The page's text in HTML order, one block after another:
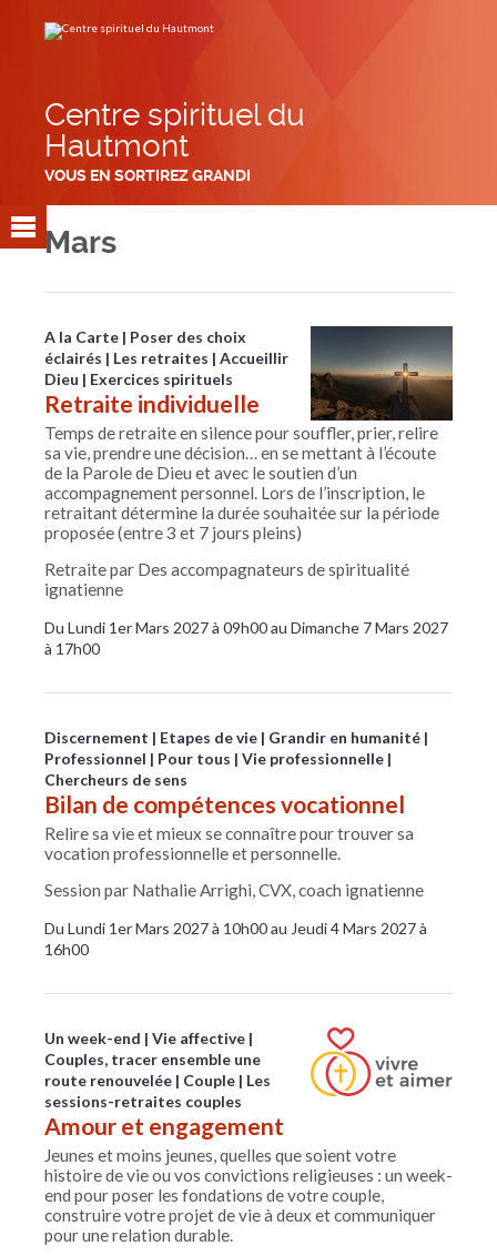
contenu.
Centre spirituel du
Hautmont
VOUS EN SORTIREZ GRANDI
Mars
A la Carte
Poser des choix
éclairés
Les retraites
Accueillir
Dieu
Exercices spirituels
Retraite individuelle
Temps de retraite en silence pour souffler, prier, relire
sa vie, prendre une décision… en se mettant à l’écoute
de la Parole de Dieu et avec le soutien d’un
accompagnement personnel. Lors de l’inscription, le
retraitant détermine la durée souhaitée sur la période
proposée (entre 3 et 7 jours pleins)
Retraite par Des accompagnateurs de spiritualité
ignatienne
Du Lundi 1er Mars 2027 à 09h00 au Dimanche 7 Mars 2027
à 17h00
Discernement Etapes de vie
Grandir en humanité
Professionnel
Pour tous
Vie professionnelle
Chercheurs de sens
Bilan de compétences vocationnel
Relire sa vie et mieux se connaître pour trouver sa
vocation professionnelle et personnelle.
Session par Nathalie Arrighi, CVX, coach ignatienne
Du Lundi 1er Mars 2027 à 10h00 au Jeudi 4 Mars 2027 à
16h00
Un week-end
Vie affective
Couples, tracer ensemble une
route renouvelée
Couple
Les
sessions-retraites couples
Amour et engagement
Jeunes et moins jeunes, quelles que soient votre
histoire de vie ou vos convictions religieuses : un week-
end pour poser les fondations de votre couple,
construire votre projet de vie à deux et communiquer
pour une relation durable.